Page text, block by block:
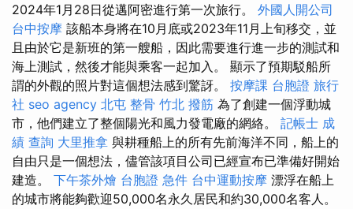
2024年1月28日從邁阿密進行第一次旅行。 外國人開公司
台中按摩 該船本身將在10月底或2023年11月上旬移交，並
且由於它是新班的第一艘船，因此需要進行進一步的測試和
海上測試，然後才能與乘客一起加入。 顯示了預期駁船所
謂的外觀的照片對這個想法感到驚訝。 按摩課 台胞證 旅行
社 seo agency 北屯 整骨 竹北 撥筋 為了創建一個浮動城
市，他們建立了整個陽光和風力發電廠的網絡。 記帳士 成
績 查詢 大里推拿 與耕種船上的所有先前海洋不同，船上的
自由只是一個想法，儘管該項目公司已經宣布已準備好開始
建造。 下午茶外燴 台胞證 急件 台中運動按摩 漂浮在船上
的城市將能夠歡迎50,000名永久居民和約30,000名客人。